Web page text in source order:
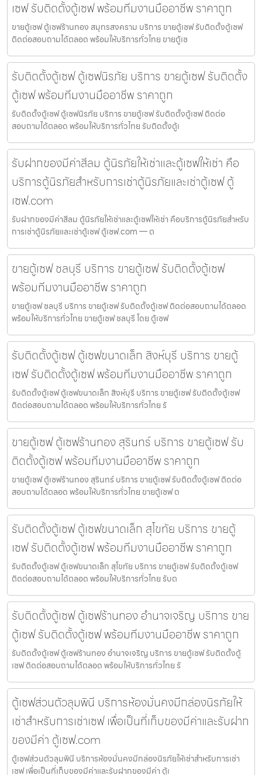
เซฟ รับติดตั้งตู้เซฟ พร้อมทีมงานมืออาชีพ ราคาถูก
ขายตู้เซฟ ตู้เซฟร้านทอง สมุทรสงคราม บริการ ขายตู้เซฟ รับติดตั้งตู้เซฟ
ติดต่อสอบถามได้ตลอด พร้อมให้บริการทั่วไทย ขายตู้เซ
รับติดตั้งตู้เซฟ ตู้เซฟนิรภัย บริการ ขายตู้เซฟ รับติดตั้ง
ตู้เซฟ พร้อมทีมงานมืออาชีพ ราคาถูก
รับติดตั้งตู้เซฟ ตู้เซฟนิรภัย บริการ ขายตู้เซฟ รับติดตั้งตู้เซฟ ติดต่อ
สอบถามได้ตลอด พร้อมให้บริการทั่วไทย รับติดตั้งตู้เ
รับฝากของมีค่าสีลม ตู้นิรภัยให้เช่าและตู้เซฟให้เช่า คือ
บริการตู้นิรภัยสำหรับการเช่าตู้นิรภัยและเช่าตู้เซฟ ตู้
เซฟ.com
รับฝากของมีค่าสีลม ตู้นิรภัยให้เช่าและตู้เซฟให้เช่า คือบริการตู้นิรภัยสำหรับ
การเช่าตู้นิรภัยและเช่าตู้เซฟ ตู้เซฟ.com — ต
ขายตู้เซฟ ชลบุรี บริการ ขายตู้เซฟ รับติดตั้งตู้เซฟ
พร้อมทีมงานมืออาชีพ ราคาถูก
ขายตู้เซฟ ชลบุรี บริการ ขายตู้เซฟ รับติดตั้งตู้เซฟ ติดต่อสอบถามได้ตลอด
พร้อมให้บริการทั่วไทย ขายตู้เซฟ ชลบุรี โดย ตู้เซฟ
รับติดตั้งตู้เซฟ ตู้เซฟขนาดเล็ก สิงห์บุรี บริการ ขายตู้
เซฟ รับติดตั้งตู้เซฟ พร้อมทีมงานมืออาชีพ ราคาถูก
รับติดตั้งตู้เซฟ ตู้เซฟขนาดเล็ก สิงห์บุรี บริการ ขายตู้เซฟ รับติดตั้งตู้เซฟ
ติดต่อสอบถามได้ตลอด พร้อมให้บริการทั่วไทย รั
ขายตู้เซฟ ตู้เซฟร้านทอง สุรินทร์ บริการ ขายตู้เซฟ รับ
ติดตั้งตู้เซฟ พร้อมทีมงานมืออาชีพ ราคาถูก
ขายตู้เซฟ ตู้เซฟร้านทอง สุรินทร์ บริการ ขายตู้เซฟ รับติดตั้งตู้เซฟ ติดต่อ
สอบถามได้ตลอด พร้อมให้บริการทั่วไทย ขายตู้เซฟ ต
รับติดตั้งตู้เซฟ ตู้เซฟขนาดเล็ก สุโขทัย บริการ ขายตู้
เซฟ รับติดตั้งตู้เซฟ พร้อมทีมงานมืออาชีพ ราคาถูก
รับติดตั้งตู้เซฟ ตู้เซฟขนาดเล็ก สุโขทัย บริการ ขายตู้เซฟ รับติดตั้งตู้เซฟ
ติดต่อสอบถามได้ตลอด พร้อมให้บริการทั่วไทย รับต
รับติดตั้งตู้เซฟ ตู้เซฟร้านทอง อำนาจเจริญ บริการ ขาย
ตู้เซฟ รับติดตั้งตู้เซฟ พร้อมทีมงานมืออาชีพ ราคาถูก
รับติดตั้งตู้เซฟ ตู้เซฟร้านทอง อำนาจเจริญ บริการ ขายตู้เซฟ รับติดตั้งตู้
เซฟ ติดต่อสอบถามได้ตลอด พร้อมให้บริการทั่วไทย รั
ตู้เซฟส่วนตัวลุมพินี บริการห้องมั่นคงมีกล่องนิรภัยให้
เช่าสำหรับการเช่าเซฟ เพื่อเป็นที่เก็บของมีค่าและรับฝาก
ของมีค่า ตู้เซฟ.com
ตู้เซฟส่วนตัวลุมพินี บริการห้องมั่นคงมีกล่องนิรภัยให้เช่าสำหรับการเช่า
เซฟ เพื่อเป็นที่เก็บของมีค่าและรับฝากของมีค่า ตู้เ